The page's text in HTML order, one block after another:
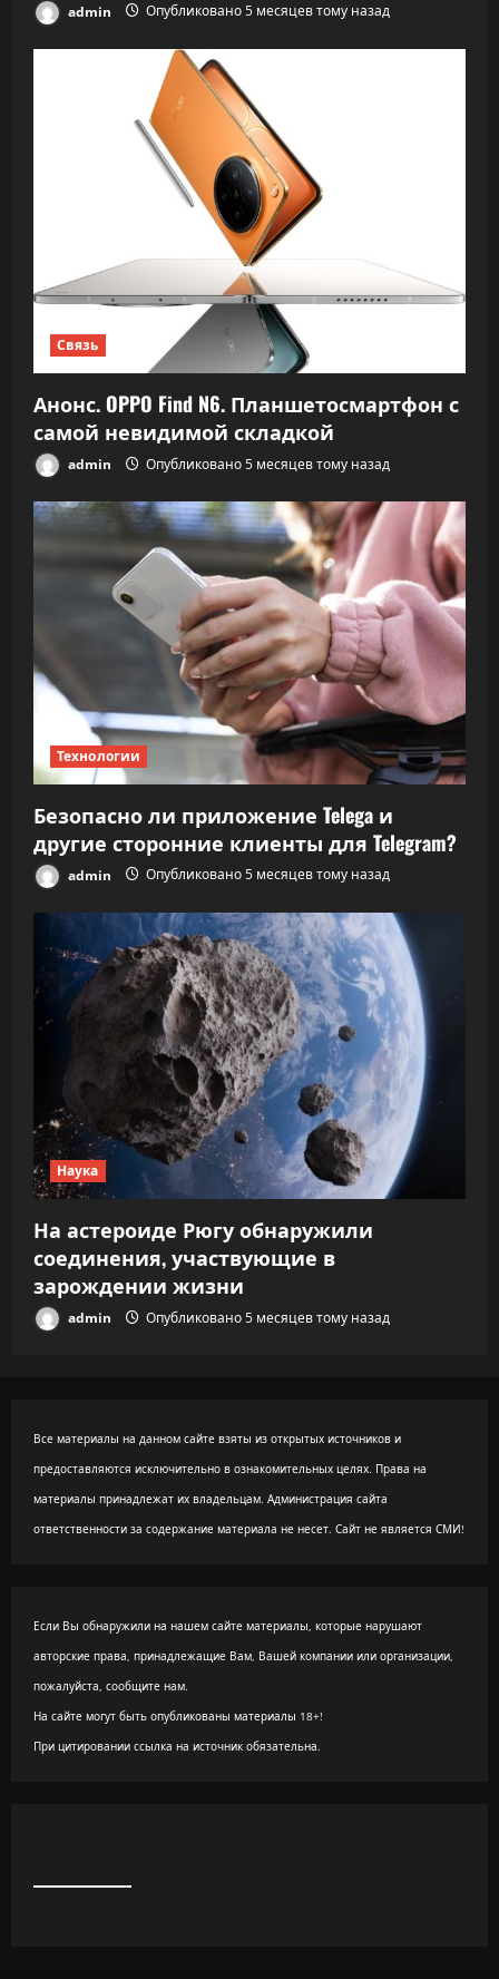
admin Опубликовано 5 месяцев тому назад
Связь
Анонс. OPPO Find N6. Планшетосмартфон с
самой невидимой складкой
admin Опубликовано 5 месяцев тому назад
Технологии
Безопасно ли приложение Telega и
другие сторонние клиенты для Telegram?
admin Опубликовано 5 месяцев тому назад
Наука
На астероиде Рюгу обнаружили
соединения, участвующие в
зарождении жизни
admin Опубликовано 5 месяцев тому назад
Все материалы на данном сайте взяты из открытых источников и
предоставляются исключительно в ознакомительных целях. Права на
материалы принадлежат их владельцам. Администрация сайта
ответственности за содержание материала не несет. Сайт не является СМИ!
Если Вы обнаружили на нашем сайте материалы, которые нарушают
авторские права, принадлежащие Вам, Вашей компании или организации,
пожалуйста, сообщите нам.
На сайте могут быть опубликованы материалы 18+!
При цитировании ссылка на источник обязательна.